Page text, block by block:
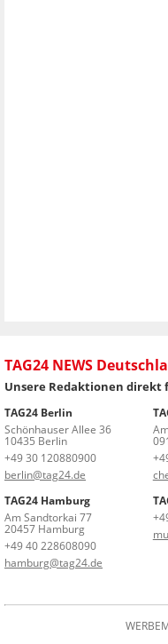
TAG24 NEWS
Unsere Redaktionen direkt
TAG24 Berlin
Schönhauser Allee 36
10435 Berlin
+49 30 120880900
berlin@tag24.de
TAG24 Hamburg
Am Sandtorkai 77
20457 Hamburg
+49 40 228608090
hamburg@tag24.de